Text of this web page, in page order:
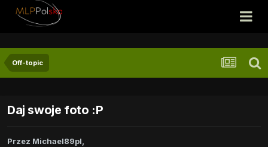
Off-topic
Daj swoje foto :P
Przez Michael89pl,